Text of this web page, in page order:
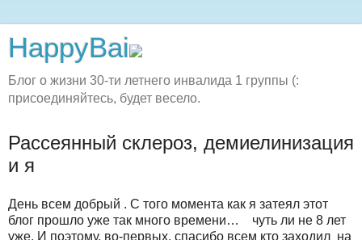
HappyBai
Блог о жизни 30-ти летнего инвалида 1 группы (:
присоединяйтесь, будет весело.
Рассеянный склероз, демиелинизация
и я
День всем добрый . С того момента как я затеял этот
блог прошло уже так много времени…
чуть ли не 8 лет
уже. И поэтому, во-первых, спасибо всем кто заходил на